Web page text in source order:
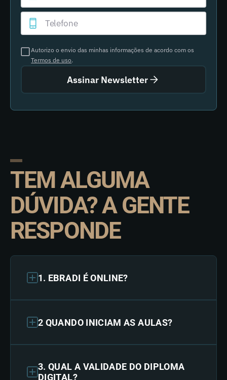
Autorizo o envio das minhas informações de acordo com os
Termos de uso.
Assinar Newsletter
TEM ALGUMA
DÚVIDA? A GENTE
RESPONDE
1. EBRADI É ONLINE?
2 QUANDO INICIAM AS AULAS?
3. QUAL A VALIDADE DO DIPLOMA
DIGITAL?